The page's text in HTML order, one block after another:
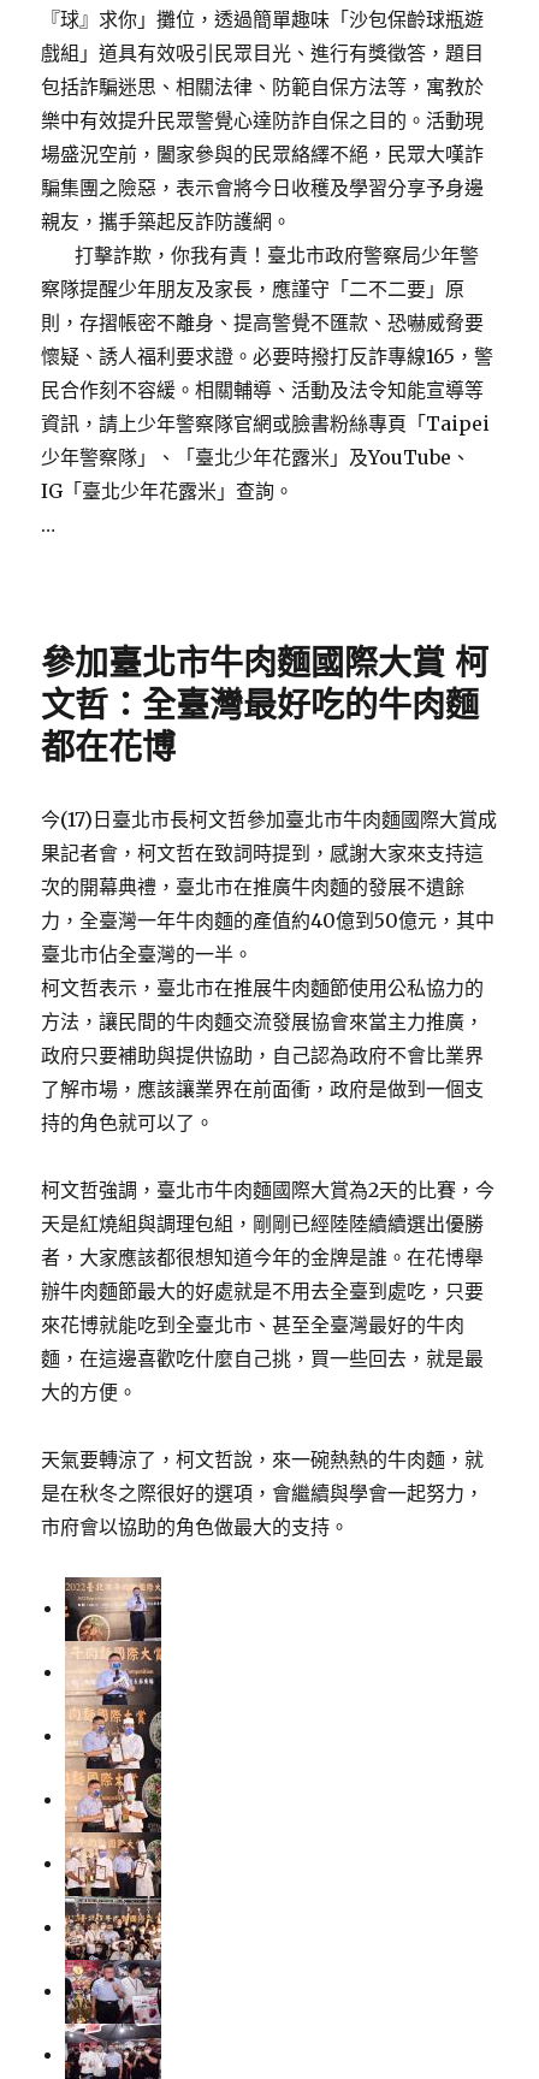
『球』求你」攤位，透過簡單趣味「沙包保齡球瓶遊
戲組」道具有效吸引民眾目光、進行有獎徵答，題目
包括詐騙迷思、相關法律、防範自保方法等，寓教於
樂中有效提升民眾警覺心達防詐自保之目的。活動現
場盛況空前，闔家參與的民眾絡繹不絕，民眾大嘆詐
騙集團之險惡，表示會將今日收穫及學習分享予身邊
親友，攜手築起反詐防護網。
打擊詐欺，你我有責！臺北市政府警察局少年警
察隊提醒少年朋友及家長，應謹守「二不二要」原
則，存摺帳密不離身、提高警覺不匯款、恐嚇威脅要
懷疑、誘人福利要求證。必要時撥打反詐專線165，警
民合作刻不容緩。相關輔導、活動及法令知能宣導等
資訊，請上少年警察隊官網或臉書粉絲專頁「Taipei
少年警察隊」、「臺北少年花露米」及YouTube、
IG「臺北少年花露米」查詢。
…
參加臺北市牛肉麵國際大賞 柯
文哲：全臺灣最好吃的牛肉麵
都在花博
今(17)日臺北市長柯文哲參加臺北市牛肉麵國際大賞成
果記者會，柯文哲在致詞時提到，感謝大家來支持這
次的開幕典禮，臺北市在推廣牛肉麵的發展不遺餘
力，全臺灣一年牛肉麵的產值約40億到50億元，其中
臺北市佔全臺灣的一半。
柯文哲表示，臺北市在推展牛肉麵節使用公私協力的
方法，讓民間的牛肉麵交流發展協會來當主力推廣，
政府只要補助與提供協助，自己認為政府不會比業界
了解市場，應該讓業界在前面衝，政府是做到一個支
持的角色就可以了。
柯文哲強調，臺北市牛肉麵國際大賞為2天的比賽，今
天是紅燒組與調理包組，剛剛已經陸陸續續選出優勝
者，大家應該都很想知道今年的金牌是誰。在花博舉
辦牛肉麵節最大的好處就是不用去全臺到處吃，只要
來花博就能吃到全臺北市、甚至全臺灣最好的牛肉
麵，在這邊喜歡吃什麼自己挑，買一些回去，就是最
大的方便。
天氣要轉涼了，柯文哲說，來一碗熱熱的牛肉麵，就
是在秋冬之際很好的選項，會繼續與學會一起努力，
市府會以協助的角色做最大的支持。